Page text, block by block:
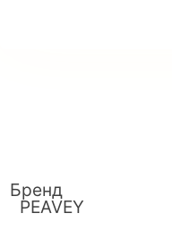
Бренд
PEAVEY